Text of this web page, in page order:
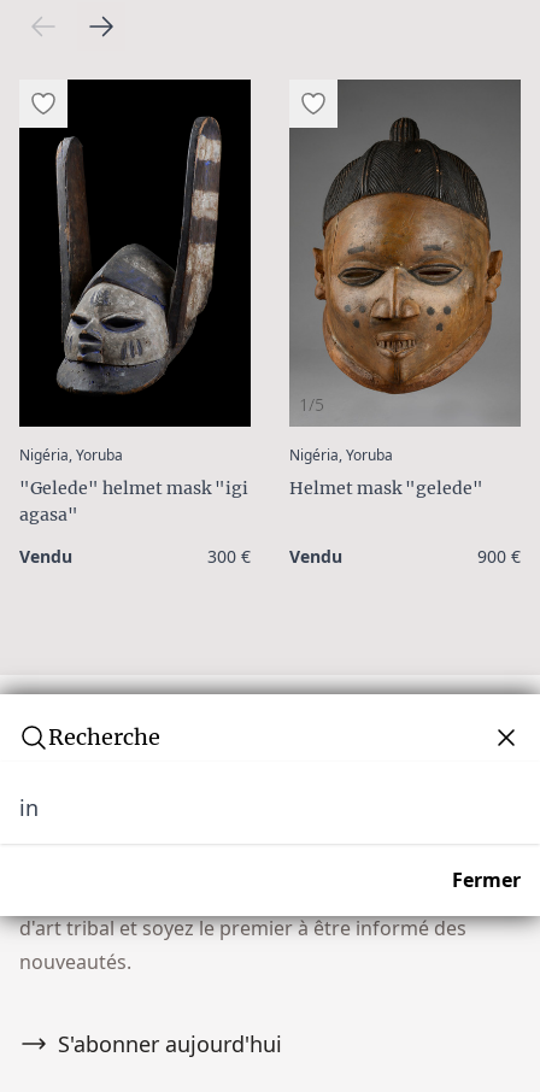
Nigéria, Yoruba
"Gelede" helmet mask "igi
agasa"
Vendu 300 €
1/5
Nigéria, Yoruba
Helmet mask "gelede"
Vendu 900 €
Recherche
in
Fermer
Newsletter
notre communauté de plus de 10 000 collectionneurs
d'art tribal et soyez le premier à être informé des
nouveautés.
S'abonner aujourd'hui